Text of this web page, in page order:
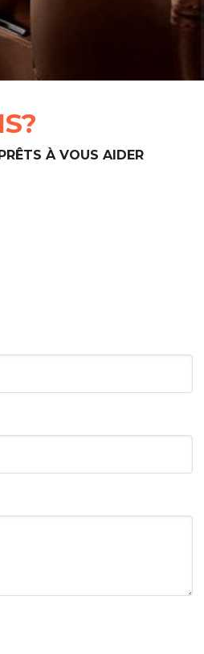
À VOUS AIDER